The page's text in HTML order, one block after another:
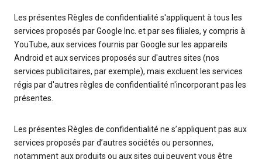
Les présentes Règles de confidentialité s'appliquent à tous les
services proposés par Google Inc. et par ses filiales, y compris à
YouTube, aux services fournis par Google sur les appareils
Android et aux services proposés sur d'autres sites (nos
services publicitaires, par exemple), mais excluent les services
régis par d'autres règles de confidentialité n'incorporant pas les
présentes.
Les présentes Règles de confidentialité ne s’appliquent pas aux
services proposés par d’autres sociétés ou personnes,
notamment aux produits ou aux sites qui peuvent vous être